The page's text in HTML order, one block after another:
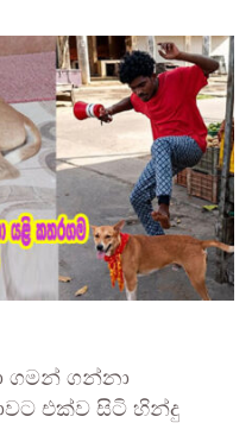
ගමන් ගන්නා
එක්ව සිටි හින්දු